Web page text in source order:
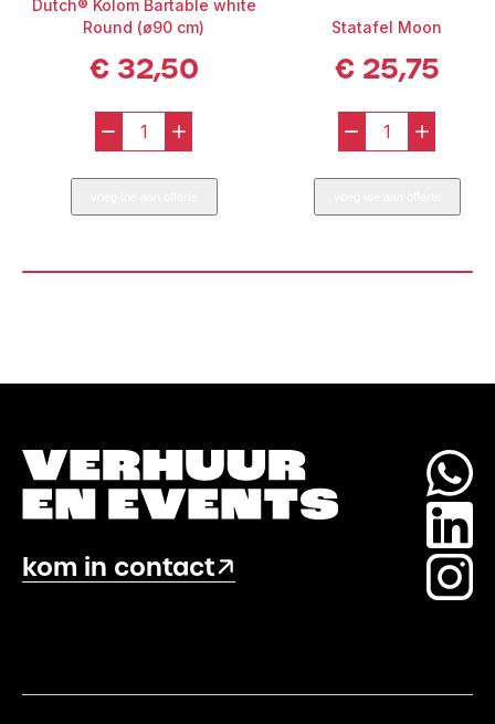
Dutch® Kolom Bartable white
Round (ø90 cm)
€32,50
-
Dutch®
Kolom
Bartable
Round
+
Statafel Moon
€25,75
-
Statafel
Moon
aantal
+
kom in contact